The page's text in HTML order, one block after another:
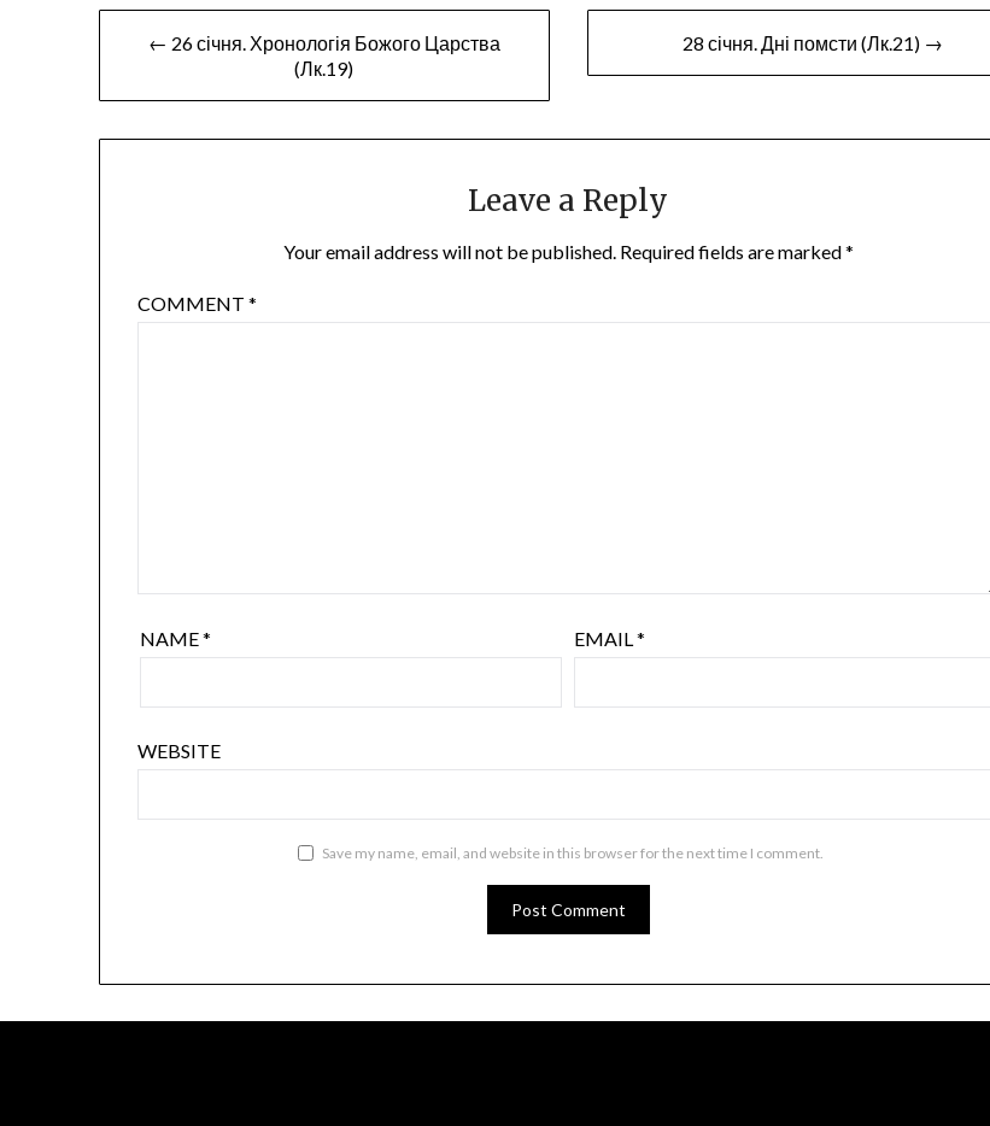
volume.
Post← 26 січня. Хронологія Божого Царства
(Лк.19)
28 січня. Дні помсти (Лк.21) →
Leave a Reply
Your email address will not be published. Required fields are marked*
COMMENT*
NAME* EMAIL*
WEBSITE
Save my name, email, and website in this browser for the next time I comment.